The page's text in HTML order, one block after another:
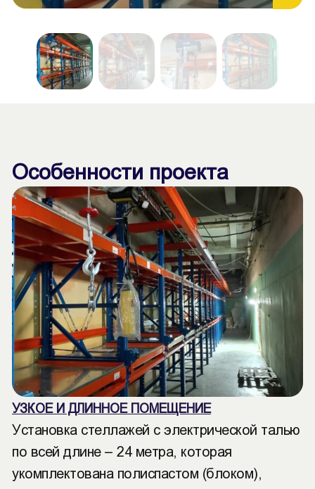
Особенности проекта
УЗКОЕ И ДЛИННОЕ ПОМЕЩЕНИЕ
Установка стеллажей с электрической талью
по всей длине – 24 метра, которая
укомплектована полиспастом (блоком),